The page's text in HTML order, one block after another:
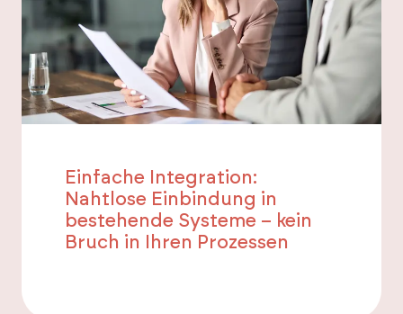
Einfache Integration:
Nahtlose Einbindung in
bestehende Systeme – kein
Bruch in Ihren Prozessen